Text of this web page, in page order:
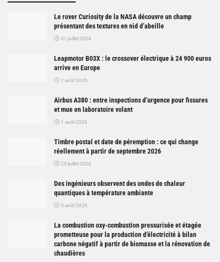
Le rover Curiosity de la NASA découvre un champ
présentant des textures en nid d’abeille
31 juillet 2026
Leapmotor B03X : le crossover électrique à 24 900 euros
arrive en Europe
1 août 2026
Airbus A380 : entre inspections d’urgence pour fissures
et mue en laboratoire volant
1 août 2026
Timbre postal et date de péremption : ce qui change
réellement à partir de septembre 2026
23 juillet 2026
Des ingénieurs observent des ondes de chaleur
quantiques à température ambiante
5 août 2026
La combustion oxy-combustion pressurisée et étagée
prometteuse pour la production d’électricité à bilan
carbone négatif à partir de biomasse et la rénovation de
chaudières